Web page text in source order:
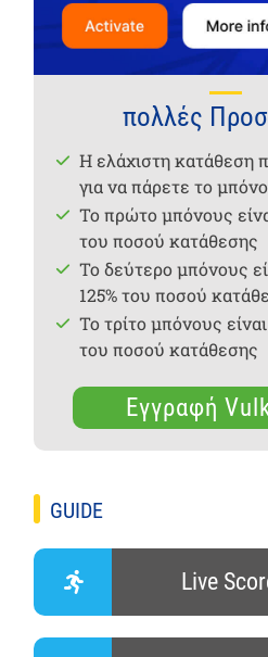
πολλές
Η ελάχιστη κατάθεση
για να πάρετε το
Το πρώτο μπόνους
του ποσού κατάθεσης
Το δεύτερο μπόνους
125% του ποσού
Το τρίτο μπόνους
του ποσού κατάθεσης
Εγγραφή
GUIDE
Live